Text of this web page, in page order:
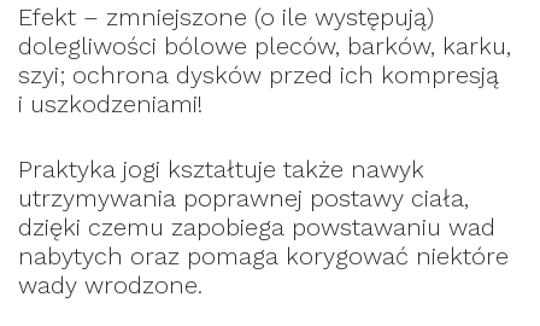
Efekt – zmniejszone (o ile występują)
dolegliwości bólowe pleców, barków, karku,
szyi; ochrona dysków przed ich kompresją
i uszkodzeniami!
Praktyka jogi kształtuje także nawyk
utrzymywania poprawnej postawy ciała,
dzięki czemu zapobiega powstawaniu wad
nabytych oraz pomaga korygować niektóre
wady wrodzone.